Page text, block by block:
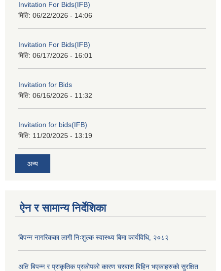
Invitation For Bids(IFB)
मिति: 06/22/2026 - 14:06
Invitation For Bids(IFB)
मिति: 06/17/2026 - 16:01
Invitation for Bids
मिति: 06/16/2026 - 11:32
Invitation for bids(IFB)
मिति: 11/20/2025 - 13:19
अन्य
ऐन र सामान्य निर्देशिका
बिपन्न नागरिकका लागी निःशुल्क स्वास्थ्य बिमा कार्यविधि, २०८२
अति बिपन्न र प्राकृतिक प्रकोपको कारण घरबास बिहिन भएकाहरुको सुरक्षित